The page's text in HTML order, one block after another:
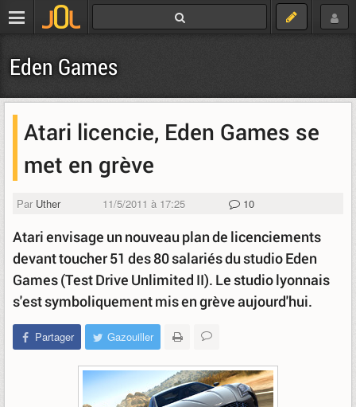
Eden Games
Atari licencie, Eden Games se
met en grève
Par Uther 11/5/2011 à 17:25 10
Atari envisage un nouveau plan de licenciements
devant toucher 51 des 80 salariés du studio Eden
Games (Test Drive Unlimited II). Le studio lyonnais
s'est symboliquement mis en grève aujourd'hui.
Partager Gazouiller